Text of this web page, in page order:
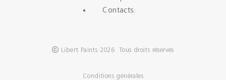
Contacts
Libert Paints 2026 Tous droits réservés
Conditions générales